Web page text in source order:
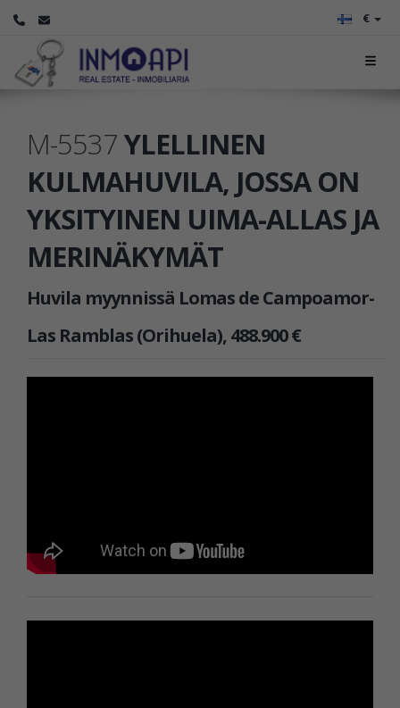
€
M-5537YLELLINEN
KULMAHUVILA, JOSSA ON
YKSITYINEN UIMA-ALLAS JA
MERINÄKYMÄT
Huvila myynnissä Lomas de Campoamor-
Las Ramblas (Orihuela), 488.900 €